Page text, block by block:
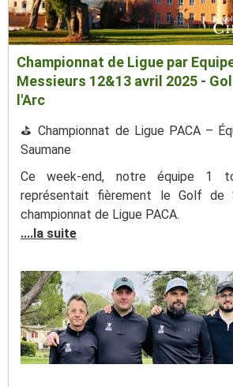
Championnat de Ligue par
Messieurs 12&13 avril 2025 -
l'Arc
⛳ Championnat de Ligue PACA –
Saumane
Ce week-end, notre équipe 1
représentait fièrement le Golf de
championnat de Ligue PACA.
....la suite